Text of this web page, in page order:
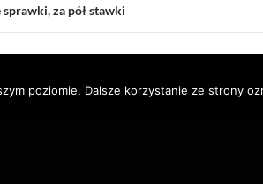
sprawki, za pół stawki
poziomie. Dalsze korzystanie ze strony